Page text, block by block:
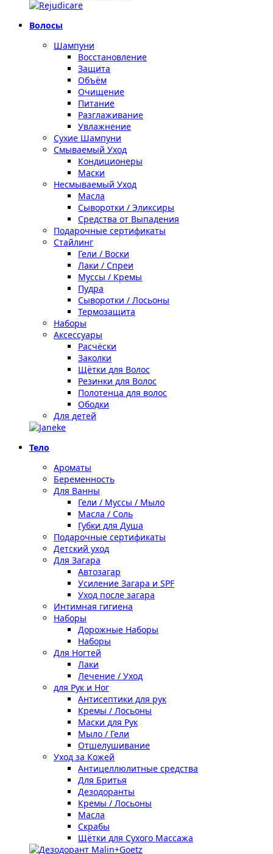
Волосы
Шампуни
Восстановление
Защита
Объём
Очищение
Питание
Разглаживание
Увлажнение
Сухие Шампуни
Смываемый Уход
Кондиционеры
Маски
Несмываемый Уход
Масла
Сыворотки / Эликсиры
Средства от Выпадения
Подарочные сертификаты
Стайлинг
Гели / Воски
Лаки / Спреи
Муссы / Кремы
Пудра
Сыворотки / Лосьоны
Термозащита
Наборы
Аксессуары
Расчёски
Заколки
Щётки для Волос
Резинки для Волос
Полотенца для волос
Ободки
Для детей
Тело
Ароматы
Беременность
Для Ванны
Гели / Муссы / Мыло
Масла / Соль
Губки для Душа
Подарочные сертификаты
Детский уход
Для Загара
Автозагар
Усиление Загара и SPF
Уход после загара
Интимная гигиена
Наборы
Дорожные Наборы
Наборы
Для Ногтей
Лаки
Лечение / Уход
для Рук и Ног
Антисептики для рук
Кремы / Лосьоны
Маски для Рук
Мыло / Гели
Отшелушивание
Уход за Кожей
Антицеллюлитные средства
Для Бритья
Дезодоранты
Кремы / Лосьоны
Масла
Скрабы
Щётки для Сухого Массажа